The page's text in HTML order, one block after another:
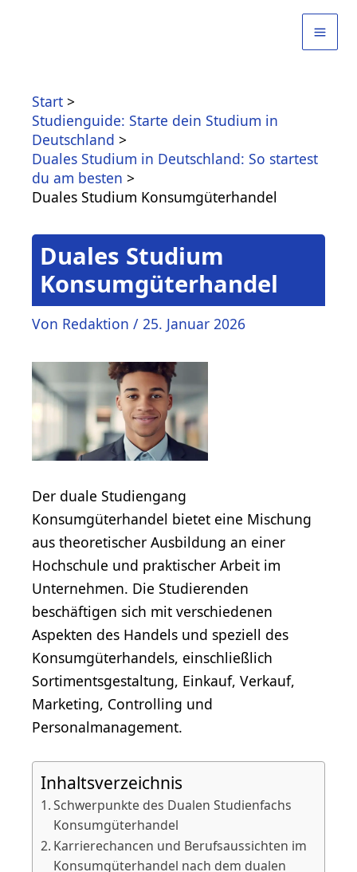
Start
Studienguide: Starte dein Studium in
Deutschland
Duales Studium in Deutschland: So startest
du am besten
Duales Studium Konsumgüterhandel
Duales Studium
Konsumgüterhandel
Von Redaktion / 25. Januar 2026
Der duale Studiengang
Konsumgüterhandel bietet eine Mischung
aus theoretischer Ausbildung an einer
Hochschule und praktischer Arbeit im
Unternehmen. Die Studierenden
beschäftigen sich mit verschiedenen
Aspekten des Handels und speziell des
Konsumgüterhandels, einschließlich
Sortimentsgestaltung, Einkauf, Verkauf,
Marketing, Controlling und
Personalmanagement.
Inhaltsverzeichnis
Schwerpunkte des Dualen Studienfachs
Konsumgüterhandel
Karrierechancen und Berufsaussichten im
Konsumgüterhandel nach dem dualen